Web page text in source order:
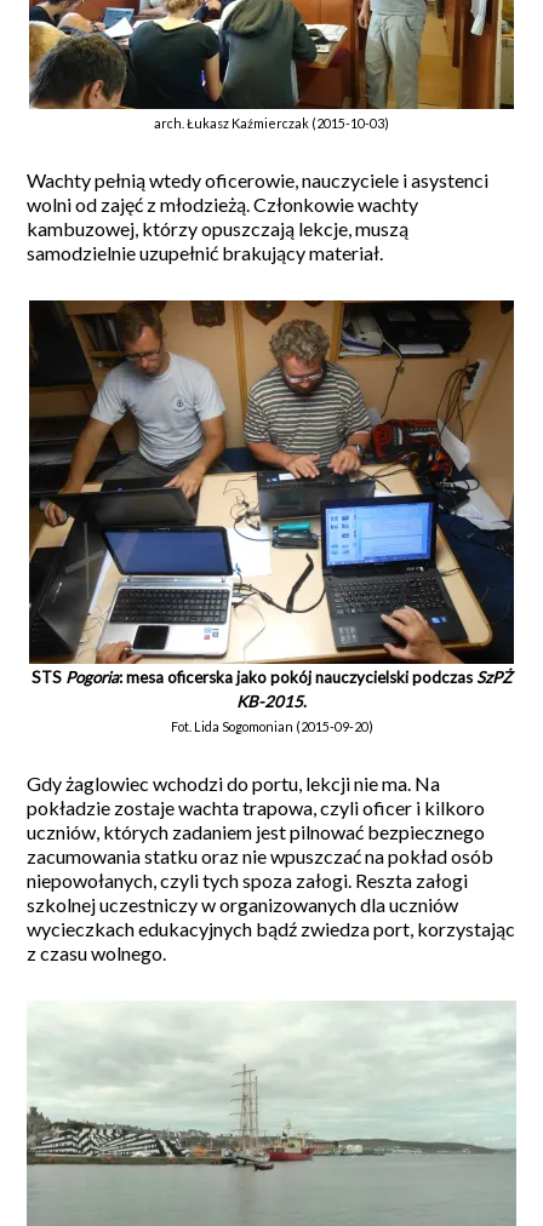
arch. Łukasz Kaźmierczak (2015-10-03)
Wachty pełnią wtedy oficerowie, nauczyciele i asystenci
wolni od zajęć z młodzieżą. Członkowie wachty
kambuzowej, którzy opuszczają lekcje, muszą
samodzielnie uzupełnić brakujący materiał.
STS Pogoria: mesa oficerska jako pokój nauczycielski podczasSzPŻ
KB-2015.
Fot. Lida Sogomonian (2015-09-20)
Gdy żaglowiec wchodzi do portu, lekcji nie ma. Na
pokładzie zostaje wachta trapowa, czyli oficer i kilkoro
uczniów, których zadaniem jest pilnować bezpiecznego
zacumowania statku oraz nie wpuszczać na pokład osób
niepowołanych, czyli tych spoza załogi. Reszta załogi
szkolnej uczestniczy w organizowanych dla uczniów
wycieczkach edukacyjnych bądź zwiedza port, korzystając
z czasu wolnego.